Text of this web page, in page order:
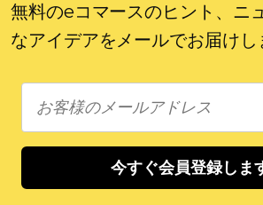
無料のeコマースのヒント、ニ
なアイデアをメールでお届けし
今すぐ会員登録しま